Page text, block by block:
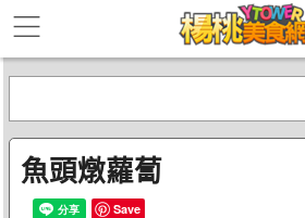
魚頭燉蘿蔔
Save